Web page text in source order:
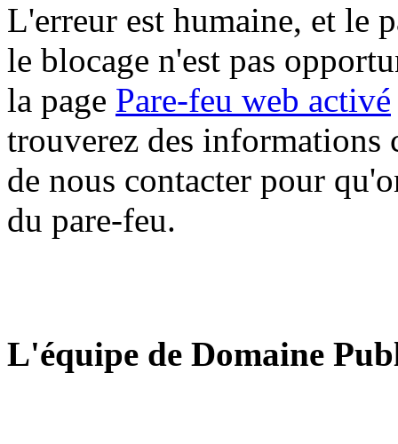
L'erreur est humaine, et le
le blocage n'est pas
la page Pare-feu web activé
trouverez des informations
de nous contacter pour
du pare-feu.
L'équipe de Domaine